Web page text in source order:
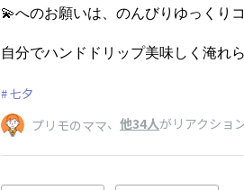
💫へのお願いは、のんびりゆっくり
自分でハンドドリップ美味しく淹れ
七夕
プリモのママ、 他34人がリアクショ